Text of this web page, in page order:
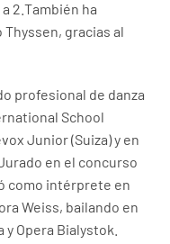
2.También ha
gracias al
profesional de danza
School
Junior (Suiza) y en
en el concurso
como intérprete en
Weiss, bailando en
Opera Bialystok.